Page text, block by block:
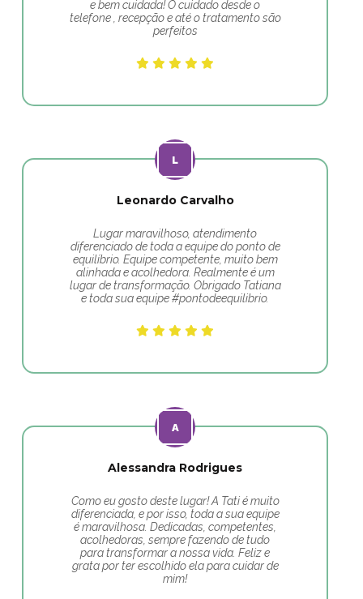
e bem cuidada! O cuidado desde o
telefone , recepção e até o tratamento são
perfeitos
Leonardo Carvalho
Lugar maravilhoso, atendimento
diferenciado de toda a equipe do ponto de
equilíbrio. Equipe competente, muito bem
alinhada e acolhedora. Realmente é um
lugar de transformação. Obrigado Tatiana
e toda sua equipe #pontodeequilibrio.
Alessandra Rodrigues
Como eu gosto deste lugar! A Tati é muito
diferenciada, e por isso, toda a sua equipe
é maravilhosa. Dedicadas, competentes,
acolhedoras, sempre fazendo de tudo
para transformar a nossa vida. Feliz e
grata por ter escolhido ela para cuidar de
mim!